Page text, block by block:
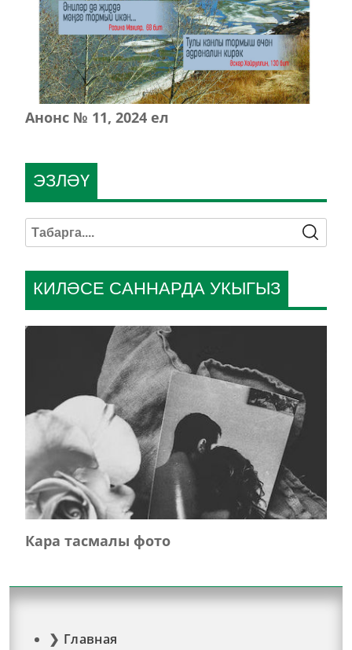
Анонс № 11, 2024 ел
КИЛӘСЕ САННАРДА УКЫГЫЗ
Кара тасмалы фото
ЭЗЛӘҮ
Главная